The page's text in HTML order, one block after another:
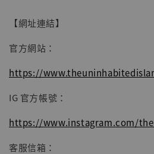
【網址連結】
官方網站：
https://
IG 官方帳號：
https://www.instagram.com/
客服信箱：